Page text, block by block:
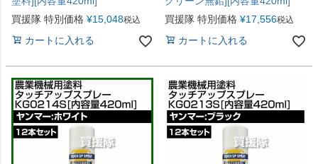
買援隊 特別価格 ¥15,048税込
カートに入れる
買援隊 特別価格 ¥17,556税込
カートに入れる